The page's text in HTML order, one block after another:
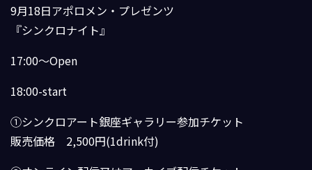
9月18日アポロメン・プレゼンツ
『シンクロナイト』
17:00〜Open
18:00-start
①シンクロアート銀座ギャラリー参加チケット
販売価格 2,500円(1drink付)